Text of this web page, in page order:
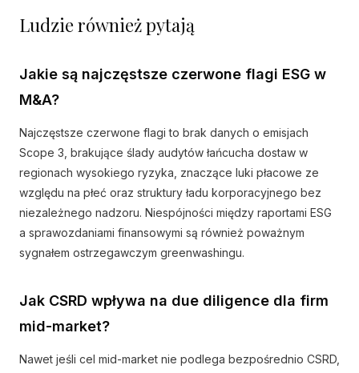
Ludzie również pytają
Jakie są najczęstsze czerwone flagi ESG w
M&A?
Najczęstsze czerwone flagi to brak danych o emisjach
Scope 3, brakujące ślady audytów łańcucha dostaw w
regionach wysokiego ryzyka, znaczące luki płacowe ze
względu na płeć oraz struktury ładu korporacyjnego bez
niezależnego nadzoru. Niespójności między raportami ESG
a sprawozdaniami finansowymi są również poważnym
sygnałem ostrzegawczym greenwashingu.
Jak CSRD wpływa na due diligence dla firm
mid-market?
Nawet jeśli cel mid-market nie podlega bezpośrednio CSRD,